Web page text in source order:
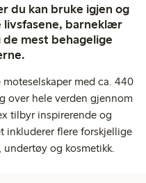
du kan bruke igjen og
livsfasene, barneklær
mest behagelige
med ca. 440
over hele verden gjennom
tilbyr inspirerende og
inkluderer flere forskjellige
og kosmetikk.